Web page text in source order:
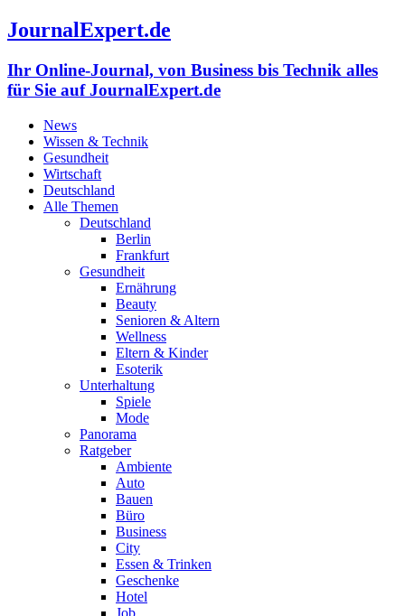
JournalExpert.de
Ihr Online-Journal, von Business bis Technik alles
für Sie auf JournalExpert.de
News
Wissen & Technik
Gesundheit
Wirtschaft
Deutschland
Alle Themen
Deutschland
Berlin
Frankfurt
Gesundheit
Ernährung
Beauty
Senioren & Altern
Wellness
Eltern & Kinder
Esoterik
Unterhaltung
Spiele
Mode
Panorama
Ratgeber
Ambiente
Auto
Bauen
Büro
Business
City
Essen & Trinken
Geschenke
Hotel
Job